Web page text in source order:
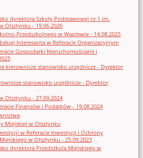
dyrektora Szkoły Podstawowej nr 1 im.
Olsztynku - 19.06.2026
Przedszkolnego w Waplewie - 14.08.2025
Interesanta w Referacie Organizacyjnym
Gospodarki Nieruchomościami i
kierownicze stanowisko urzędnicze - Dyrektor
stanowisko urzędnicze - Dyrektor
Olsztynku - 27.09.2024
Finansów i Podatków - 19.08.2024
Miejskiej w Olsztynku
w Referacie Inwestycji i Ochrony
w Olsztynku - 25.09.2023
dyrektora Przedszkola Miejskiego w